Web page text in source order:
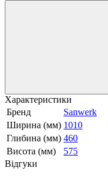
Характеристики
Бренд
Sanwerk
Ширина (мм) 1010
Глибина (мм) 460
Висота (мм)
575
Відгуки